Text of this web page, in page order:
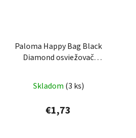
Paloma Happy Bag Black
Diamond osviežovač
Skladom (3 ks)
€1,73